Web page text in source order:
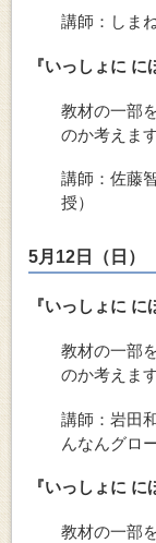
講師：しま
『いっしょに
教材の一部
のか考えます
講師：佐藤
授）
5月12日（日）
『いっしょに
教材の一部
のか考えます
講師：岩田
んなんグロ
『いっしょに
教材の一部